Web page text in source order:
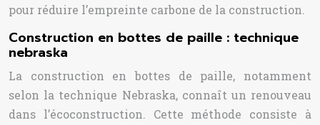
pour réduire l’empreinte carbone de la construction.
Construction en bottes de paille : technique
nebraska
La construction en bottes de paille, notamment
selon la technique Nebraska, connaît un renouveau
dans l’écoconstruction. Cette méthode consiste à